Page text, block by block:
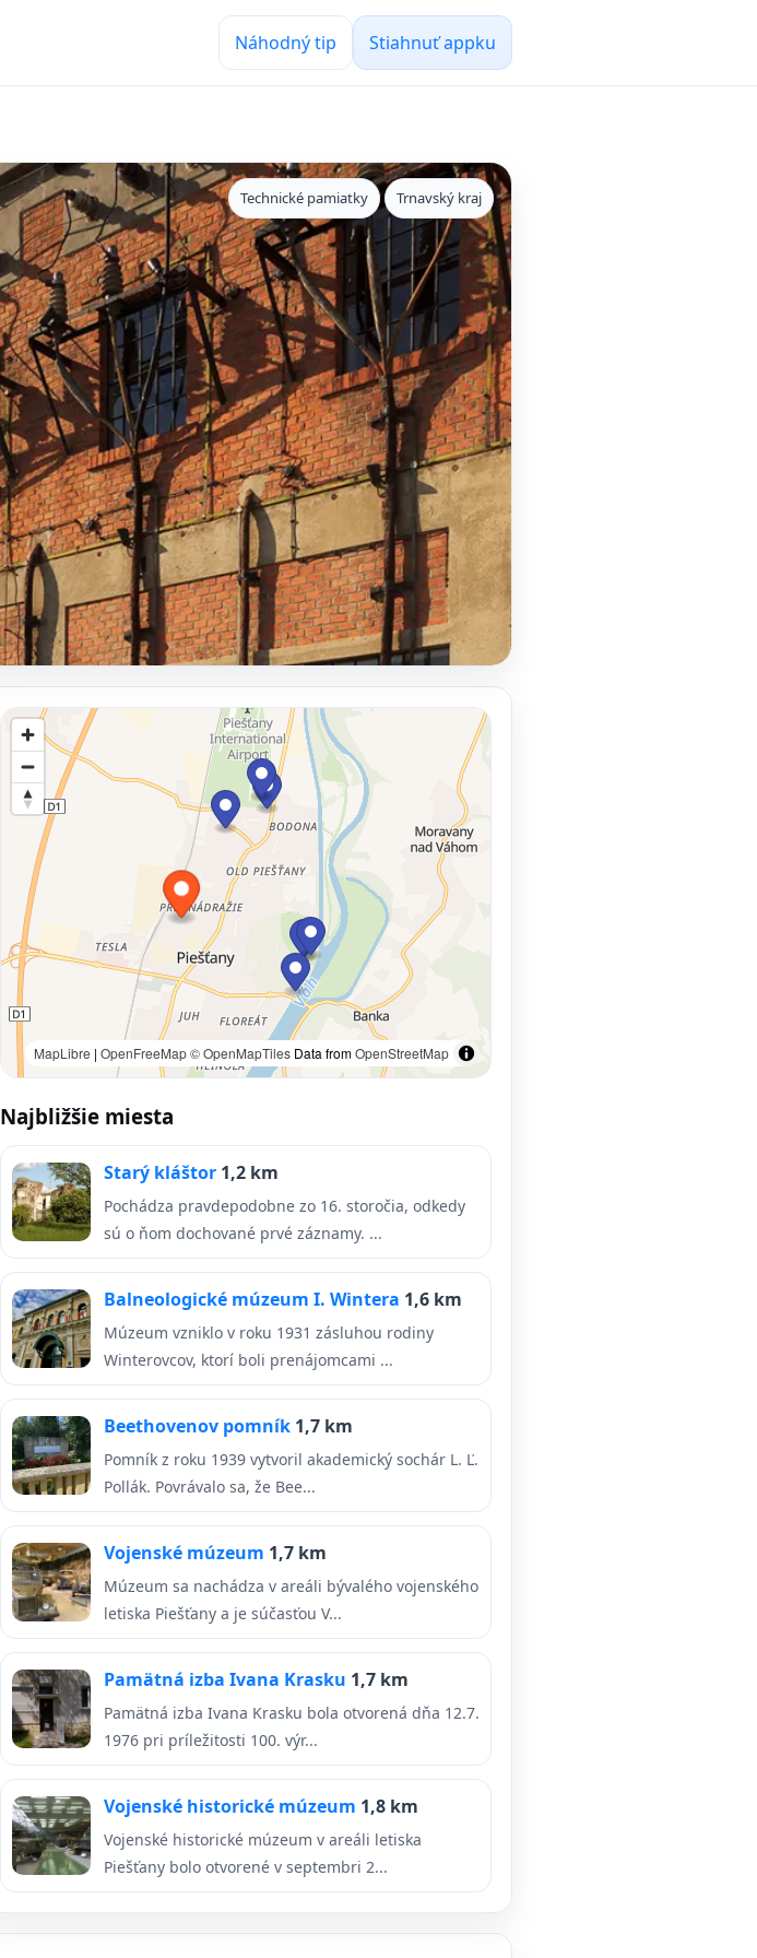
Náhodný tip Stiahnuť appku
Technické pamiatky Trnavský kraj
MapLibre | OpenFreeMap© OpenMapTiles Data fromOpenStreetMap
Najbližšie miesta
Starý kláštor 1,2 km
Pochádza pravdepodobne zo 16. storočia, odkedy
sú o ňom dochované prvé záznamy. ...
Balneologické múzeum I. Wintera 1,6 km
Múzeum vzniklo v roku 1931 zásluhou rodiny
Winterovcov, ktorí boli prenájomcami ...
Beethovenov pomník 1,7 km
Pomník z roku 1939 vytvoril akademický sochár L. Ľ.
Pollák. Povrávalo sa, že Bee...
Vojenské múzeum 1,7 km
Múzeum sa nachádza v areáli bývalého vojenského
letiska Piešťany a je súčasťou V...
Pamätná izba Ivana Krasku 1,7 km
Pamätná izba Ivana Krasku bola otvorená dňa 12.7.
1976 pri príležitosti 100. výr...
Vojenské historické múzeum 1,8 km
Vojenské historické múzeum v areáli letiska
Piešťany bolo otvorené v septembri 2...